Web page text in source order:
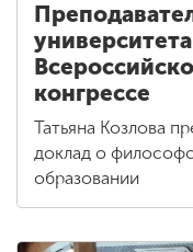
конгрессе
Татьяна Козлова
доклад о
образовании